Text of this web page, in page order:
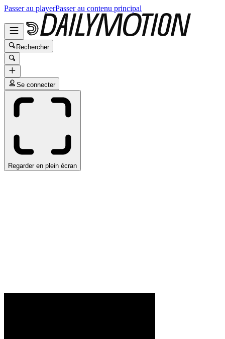
Passer au playerPasser au contenu principal
Rechercher
Se connecter
Regarder en plein écran